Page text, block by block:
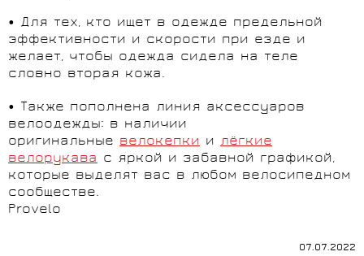
• Для тех, кто ищет в одежде предельной
эффективности и скорости при езде и
желает, чтобы одежда сидела на теле
словно вторая кожа.
• Также пополнена линия аксессуаров
велоодежды: в наличии
оригинальные велокепки и лёгкие
велорукава с яркой и забавной графикой,
которые выделят вас в любом велосипедном
сообществе.
Provelo
07.07.2022